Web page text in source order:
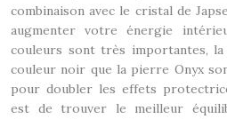
combinaison avec le cristal de
augmenter votre énergie
couleurs sont très importantes, la
couleur noir que la pierre Onyx
pour doubler les effets
est de trouver le meilleur